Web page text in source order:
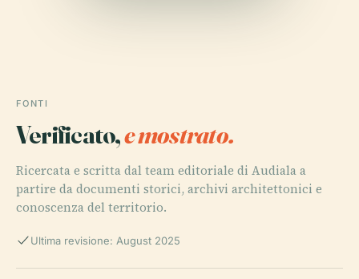
FONTI
Verificato,e mostrato.
Ricercata e scritta dal team editoriale di Audiala a
partire da documenti storici, archivi architettonici e
conoscenza del territorio.
Ultima revisione: August 2025